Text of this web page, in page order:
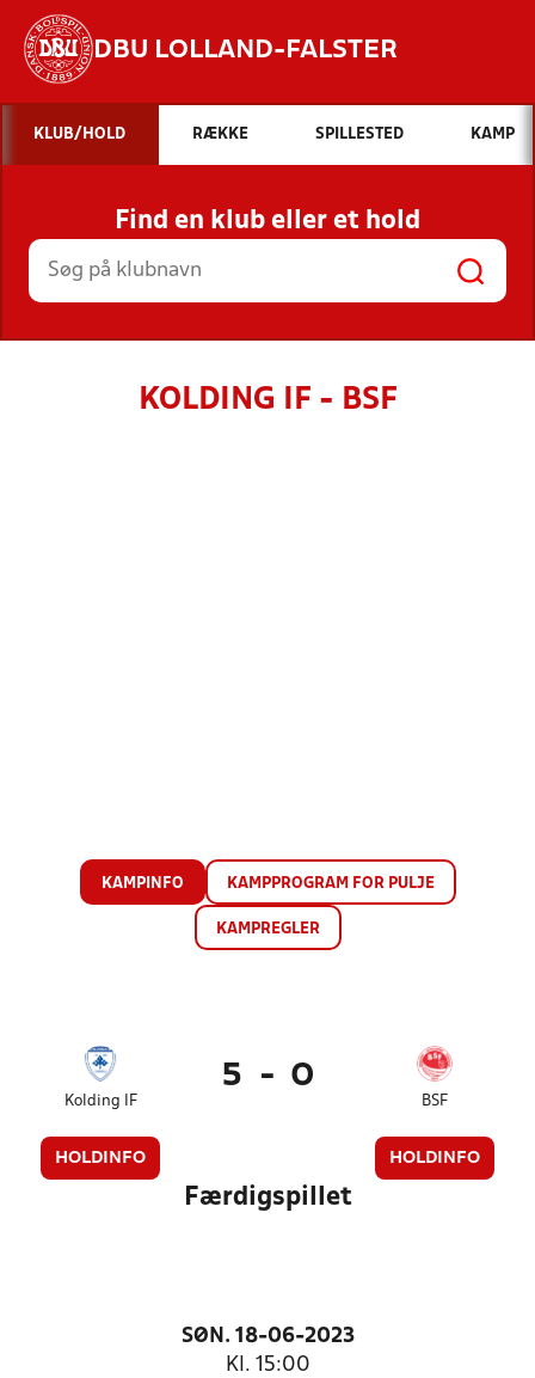
DBU LOLLAND-FALSTER
Hvad vil du søge efter?
INDHOLD OG NYHEDER
STILLINGER, RESULTATER, KLUBBER OG
HOLD
KLUB/HOLD RÆKKE SPILLESTED KAMP
Find en klub eller et hold
KOLDING IF - BSF
KAMPINFO KAMPPROGRAM FOR PULJE
KAMPREGLER
Kolding IF
HOLDINFO
5 - 0
BSF
HOLDINFO
Færdigspillet
SØN. 18-06-2023
Kl. 15:00